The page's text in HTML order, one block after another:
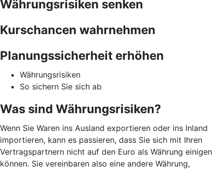
Währungsrisiken senken
Kurschancen wahrnehmen
Planungssicherheit erhöhen
Währungsrisiken
So sichern Sie sich ab
Was sind Währungsrisiken?
Wenn Sie Waren ins Ausland exportieren oder ins Inland
importieren, kann es passieren, dass Sie sich mit Ihren
Vertragspartnern nicht auf den Euro als Währung einigen
können. Sie vereinbaren also eine andere Währung,